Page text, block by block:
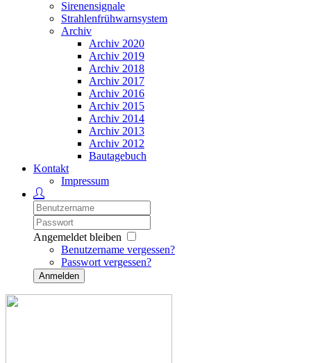
Sirenensignale
Strahlenfrühwarnsystem
Archiv
Archiv 2020
Archiv 2019
Archiv 2018
Archiv 2017
Archiv 2016
Archiv 2015
Archiv 2014
Archiv 2013
Archiv 2012
Bautagebuch
Kontakt
Impressum
Angemeldet bleiben
Benutzername vergessen?
Passwort vergessen?
Anmelden